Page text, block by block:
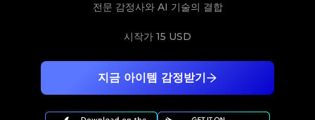
지금 아이템 감정받기
전문 감정사와 AI 기술의 결합
시작가 15 USD